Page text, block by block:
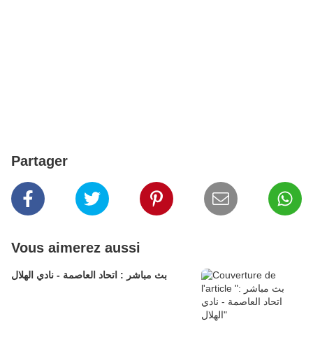
Partager
Vous aimerez aussi
بث مباشر : اتحاد العاصمة - نادي الهلال